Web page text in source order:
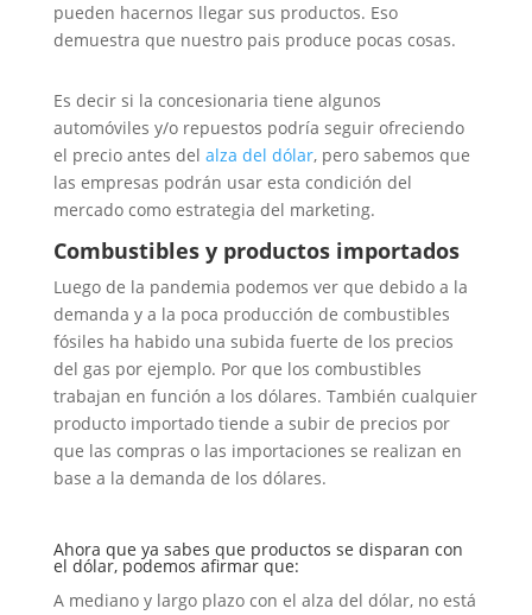
pueden hacernos llegar sus productos. Eso
demuestra que nuestro pais produce pocas cosas.
Es decir si la concesionaria tiene algunos
automóviles y/o repuestos podría seguir ofreciendo
el precio antes del alza del dólar, pero sabemos que
las empresas podrán usar esta condición del
mercado como estrategia del marketing.
Combustibles y productos importados
Luego de la pandemia podemos ver que debido a la
demanda y a la poca producción de combustibles
fósiles ha habido una subida fuerte de los precios
del gas por ejemplo. Por que los combustibles
trabajan en función a los dólares. También cualquier
producto importado tiende a subir de precios por
que las compras o las importaciones se realizan en
base a la demanda de los dólares.
Ahora que ya sabes que productos se disparan con
el dólar, podemos afirmar que:
A mediano y largo plazo con el alza del dólar, no está